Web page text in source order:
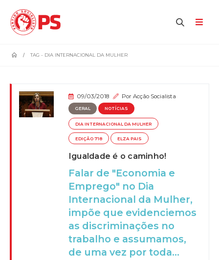
TAG - DIA INTERNACIONAL DA MULHER
09/03/2018 PorAcção Socialista
GERAL NOTÍCIAS
DIA INTERNACIONAL DA MULHER
EDIÇÃO 718 ELZA PAIS
Igualdade é o caminho!
Falar de "Economia e
Emprego" no Dia
Internacional da Mulher,
impõe que evidenciemos
as discriminações no
trabalho e assumamos,
de uma vez por toda...